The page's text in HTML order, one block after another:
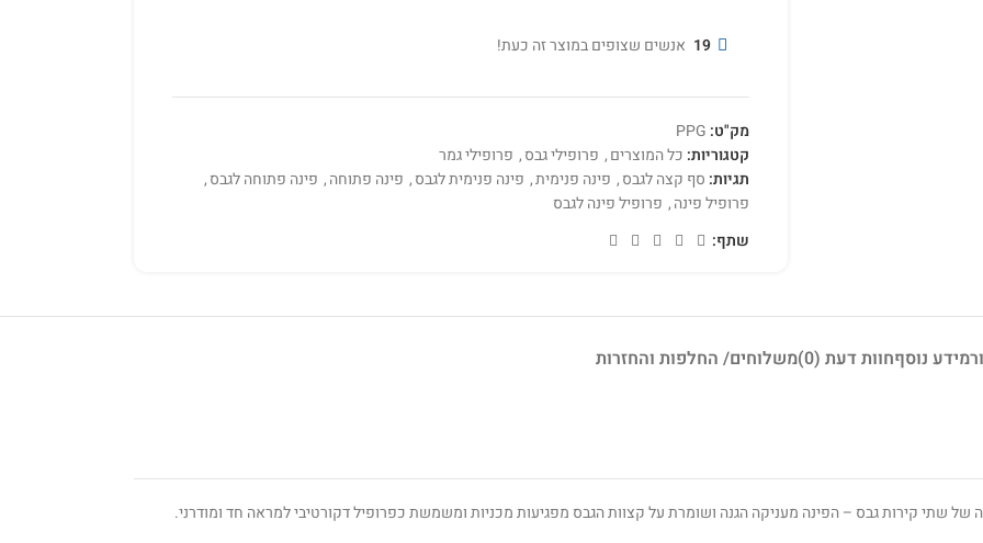
19 אנשים שצופים במוצר זה כעת!
מק"ט: PPG
קטגוריות: כל המוצרים, פרופילי גבס, פרופילי גמר
תגיות: סף קצה לגבס, פינה פנימית, פינה פנימית לגבס, פינה פתוחה, פינה פתוחה לגבס,
פרופיל פינה, פרופיל פינה לגבס
שתף:
מידע נוסףחוות דעת (0) משלוחים/ החלפות והחזרות